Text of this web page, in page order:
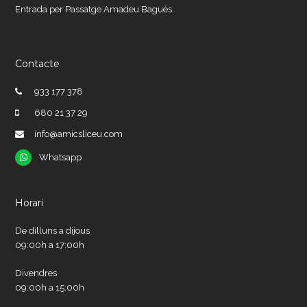
Entrada per Passatge Amadeu Bagués
Contacte
933 177 378
680 21 37 29
info@amicsliceu.com
Whatsapp
Whatsapp
Horari
De dilluns a dijous
09:00h a 17:00h
Divendres
09:00h a 15:00h